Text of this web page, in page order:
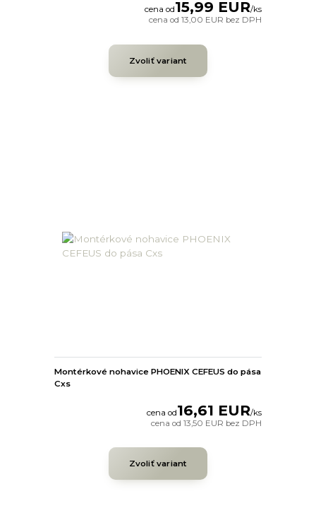
cena od15,99 EUR/ks
cena od13,00 EUR bez DPH
Zvoliť variant
Montérkové nohavice PHOENIX CEFEUS do pása
Cxs
cena od16,61 EUR/ks
cena od13,50 EUR bez DPH
Zvoliť variant